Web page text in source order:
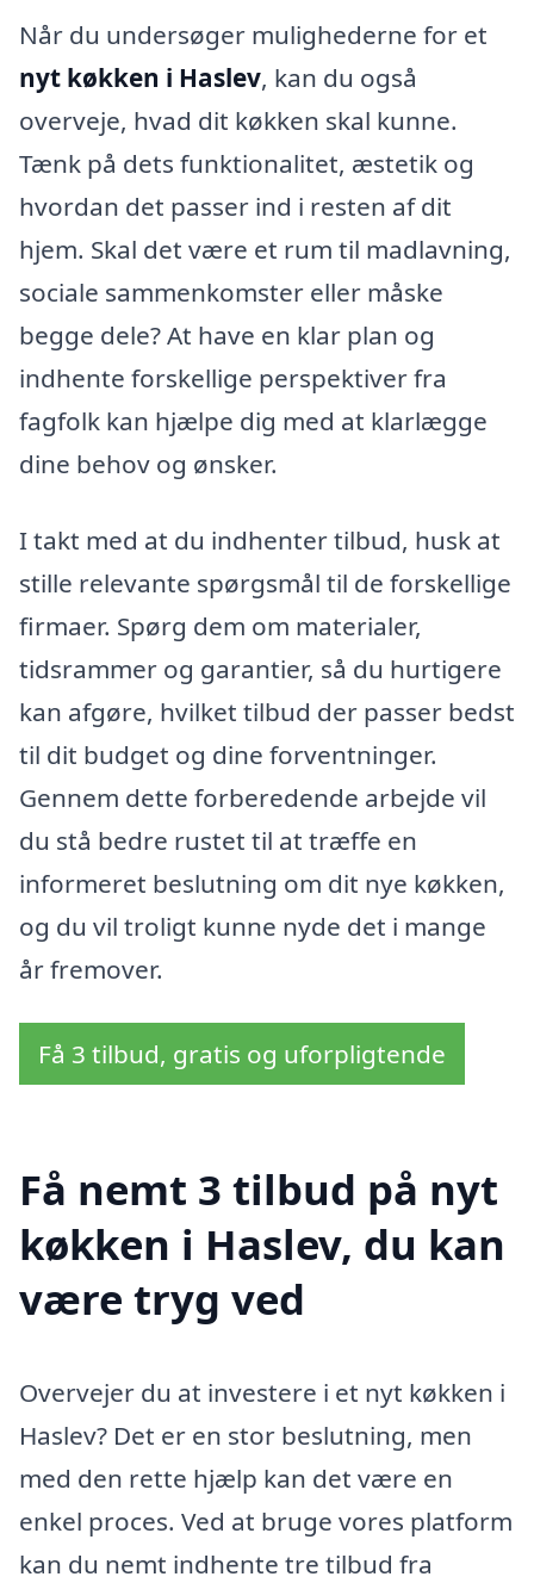
Når du undersøger mulighederne for et
nyt køkken i Haslev, kan du også
overveje, hvad dit køkken skal kunne.
Tænk på dets funktionalitet, æstetik og
hvordan det passer ind i resten af dit
hjem. Skal det være et rum til madlavning,
sociale sammenkomster eller måske
begge dele? At have en klar plan og
indhente forskellige perspektiver fra
fagfolk kan hjælpe dig med at klarlægge
dine behov og ønsker.
I takt med at du indhenter tilbud, husk at
stille relevante spørgsmål til de forskellige
firmaer. Spørg dem om materialer,
tidsrammer og garantier, så du hurtigere
kan afgøre, hvilket tilbud der passer bedst
til dit budget og dine forventninger.
Gennem dette forberedende arbejde vil
du stå bedre rustet til at træffe en
informeret beslutning om dit nye køkken,
og du vil troligt kunne nyde det i mange
år fremover.
Få 3 tilbud, gratis og uforpligtende
Få nemt 3 tilbud på nyt
køkken i Haslev, du kan
være tryg ved
Overvejer du at investere i et nyt køkken i
Haslev? Det er en stor beslutning, men
med den rette hjælp kan det være en
enkel proces. Ved at bruge vores platform
kan du nemt indhente tre tilbud fra